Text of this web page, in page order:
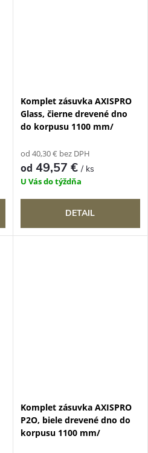
Komplet zásuvka AXISPRO
Glass, čierne drevené dno
do korpusu 1100 mm/
od 40,30 € bez DPH
od 49,57 €/ ks
U Vás do týždňa
DETAIL
Komplet zásuvka AXISPRO
P2O, biele drevené dno do
korpusu 1100 mm/